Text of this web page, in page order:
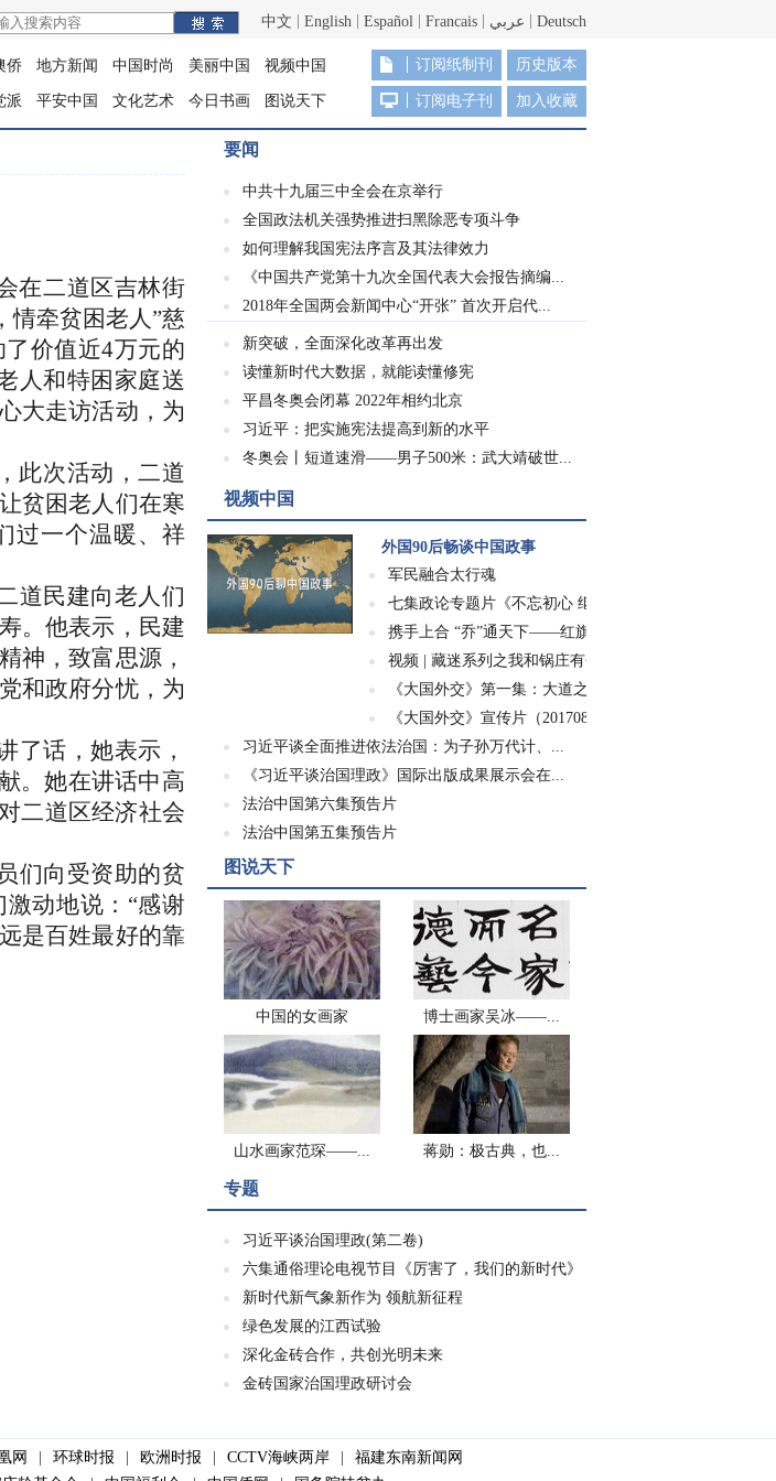
中文 English Español Francais عربي Deutsch
侨 地方新闻 中国时尚 美丽中国 视频中国
派 平安中国 文化艺术 今日书画 图说天下
订阅纸制刊 历史版本
订阅电子刊 加入收藏
要闻
中共十九届三中全会在京举行
全国政法机关强势推进扫黑除恶专项斗争
如何理解我国宪法序言及其法律效力
《中国共产党第十九次全国代表大会报告摘编...
2018年全国两会新闻中心“开张” 首次开启代...
新突破，全面深化改革再出发
读懂新时代大数据，就能读懂修宪
平昌冬奥会闭幕 2022年相约北京
习近平：把实施宪法提高到新的水平
冬奥会丨短道速滑——男子500米：武大靖破世...
视频中国
外国90后畅谈中国政事
军民融合太行魂
七集政论专题片《不忘初心 继续前进》
携手上合 “乔”通天下——红旗渠精神走进世...
视频 | 藏迷系列之我和锅庄有个约会
《大国外交》第一集：大道之行
《大国外交》宣传片（20170826）
习近平谈全面推进依法治国：为子孙万代计、...
《习近平谈治国理政》国际出版成果展示会在...
法治中国第六集预告片
法治中国第五集预告片
图说天下
中国的女画家 博士画家吴冰——...
山水画家范琛——... 蒋勋：极古典，也...
专题
习近平谈治国理政(第二卷)
六集通俗理论电视节目《厉害了，我们的新时代》
新时代新气象新作为 领航新征程
绿色发展的江西试验
深化金砖合作，共创光明未来
金砖国家治国理政研讨会
在二道区吉林街
情牵贫困老人”慈
了价值近4万元的
人和特困家庭送
大走访活动，为
此次活动，二道
贫困老人们在寒
过一个温暖、祥
道民建向老人们
。他表示，民建
神，致富思源，
和政府分忧，为
了话，她表示，
。她在讲话中高
二道区经济社会
们向受资助的贫
动地说： “感谢
是百姓最好的靠
网 环球时报 欧洲时报 CCTV海峡两岸
福建东南新闻网